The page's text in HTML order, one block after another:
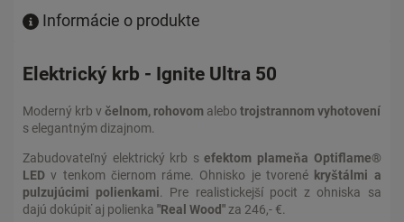
Informácie o produkte
Elektrický krb - Ignite Ultra 50
Moderný krb v čelnom, rohovom alebo trojstrannom vyhotovení
s elegantným dizajnom.
Zabudovateľný elektrický krb sefektom plameňa Optiflame®
LED v tenkom čiernom ráme. Ohnisko je tvorené kryštálmi a
pulzujúcimi polienkami . Pre realistickejší pocit z ohniska sa
dajú dokúpiť aj polienka "Real Wood" za 246,- €.